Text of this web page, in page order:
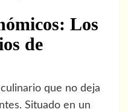
Los
de
que no deja
Situado en un